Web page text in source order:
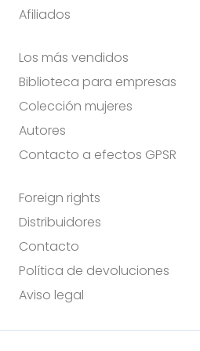
Afiliados
Los más vendidos
Biblioteca para empresas
Colección mujeres
Autores
Contacto a efectos GPSR
Foreign rights
Distribuidores
Contacto
Política de devoluciones
Aviso legal